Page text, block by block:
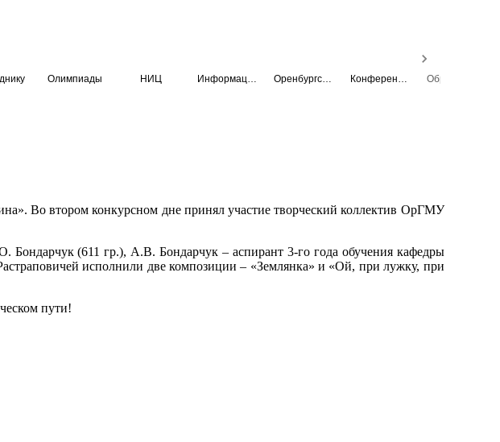
Олимпиады НИЦ
Во втором конкурсном дне принял участие творческий коллектив ОрГМУ
(611 гр.), А.В. Бондарчук – аспирант 3-го года обучения кафедры
исполнили две композиции – «Землянка» и «Ой, при лужку, при
пути!